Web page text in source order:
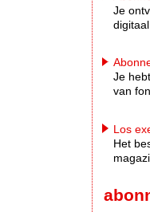
Je
digitaal
Je
van
Los
Het